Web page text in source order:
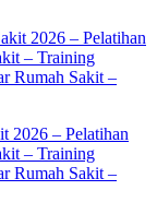
2026 – Pelatihan
– Training
Rumah Sakit –